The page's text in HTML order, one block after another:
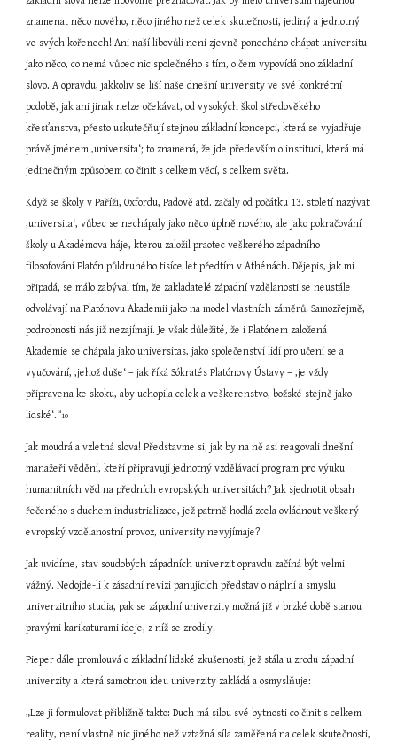
znamenat něco nového, něco jiného než celek skutečnosti, jediný a jednotný
ve svých kořenech! Ani naší libovůli není zjevně ponecháno chápat universitu
jako něco, co nemá vůbec nic společného s tím, o čem vypovídá ono základní
slovo. A opravdu, jakkoliv se liší naše dnešní university ve své konkrétní
podobě, jak ani jinak nelze očekávat, od vysokých škol středověkého
křesťanstva, přesto uskutečňují stejnou základní koncepci, která se vyjadřuje
právě jménem ‚universita‘; to znamená, že jde především o instituci, která má
jedinečným způsobem co činit s celkem věcí, s celkem světa.
Když se školy v Paříži, Oxfordu, Padově atd. začaly od počátku 13. století nazývat
‚universita‘, vůbec se nechápaly jako něco úplně nového, ale jako pokračování
školy u Akadémova háje, kterou založil praotec veškerého západního
filosofování Platón půldruhého tisíce let předtím v Athénách. Dějepis, jak mi
připadá, se málo zabýval tím, že zakladatelé západní vzdělanosti se neustále
odvolávají na Platónovu Akademii jako na model vlastních záměrů. Samozřejmě,
podrobnosti nás již nezajímají. Je však důležité, že i Platónem založená
Akademie se chápala jako universitas, jako společenství lidí pro učení se a
vyučování, ‚jehož duše‘ – jak říká Sókratés Platónovy Ústavy – ‚je vždy
připravena ke skoku, aby uchopila celek a veškerenstvo, božské stejně jako
lidské‘.“10
Jak moudrá a vzletná slova! Představme si, jak by na ně asi reagovali dnešní
manažeři vědění, kteří připravují jednotný vzdělávací program pro výuku
humanitních věd na předních evropských universitách? Jak sjednotit obsah
řečeného s duchem industrializace, jež patrně hodlá zcela ovládnout veškerý
evropský vzdělanostní provoz, university nevyjímaje?
Jak uvidíme, stav soudobých západních univerzit opravdu začíná být velmi
vážný. Nedojde-li k zásadní revizi panujících představ o náplní a smyslu
univerzitního studia, pak se západní univerzity možná již v brzké době stanou
pravými karikaturami ideje, z níž se zrodily.
Pieper dále promlouvá o základní lidské zkušenosti, jež stála u zrodu západní
univerzity a která samotnou ideu univerzity zakládá a osmyslňuje:
„Lze ji formulovat přibližně takto: Duch má silou své bytnosti co činit s celkem
reality, není vlastně nic jiného než vztažná síla zaměřená na celek skutečnosti,